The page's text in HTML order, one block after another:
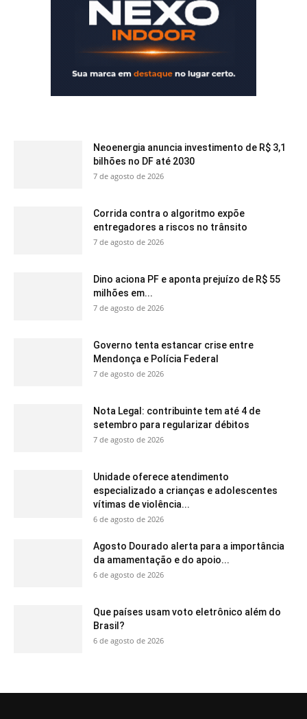
Neoenergia anuncia investimento de R$ 3,1
bilhões no DF até 2030
7 de agosto de 2026
Corrida contra o algoritmo expõe
entregadores a riscos no trânsito
7 de agosto de 2026
Dino aciona PF e aponta prejuízo de R$ 55
milhões em...
7 de agosto de 2026
Governo tenta estancar crise entre
Mendonça e Polícia Federal
7 de agosto de 2026
Nota Legal: contribuinte tem até 4 de
setembro para regularizar débitos
7 de agosto de 2026
Unidade oferece atendimento
especializado a crianças e adolescentes
vítimas de violência...
6 de agosto de 2026
Agosto Dourado alerta para a importância
da amamentação e do apoio...
6 de agosto de 2026
Que países usam voto eletrônico além do
Brasil?
6 de agosto de 2026